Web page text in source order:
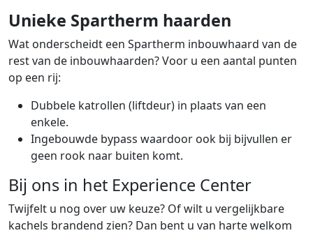
Unieke Spartherm haarden
Wat onderscheidt een Spartherm inbouwhaard van de
rest van de inbouwhaarden? Voor u een aantal punten
op een rij:
Dubbele katrollen (liftdeur) in plaats van een
enkele.
Ingebouwde bypass waardoor ook bij bijvullen er
geen rook naar buiten komt.
Bij ons in het Experience Center
Twijfelt u nog over uw keuze? Of wilt u vergelijkbare
kachels brandend zien? Dan bent u van harte welkom